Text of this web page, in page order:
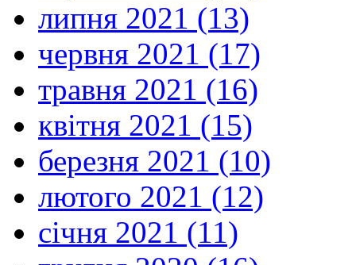
липня 2021 (13)
червня 2021 (17)
травня 2021 (16)
квітня 2021 (15)
березня 2021 (10)
лютого 2021 (12)
січня 2021 (11)